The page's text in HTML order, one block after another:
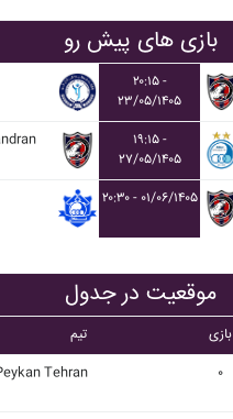
بازی های پیش رو
۲۰:۱۵ -
۲۳/۰۵/۱۴۰۵
۱۹:۱۵ -
۲۷/۰۵/۱۴۰۵
۲۰:۳۰ - ۰۱/۰۶/۱۴۰۵
موقعیت در جدول
تیم بازی
Tehran ۰